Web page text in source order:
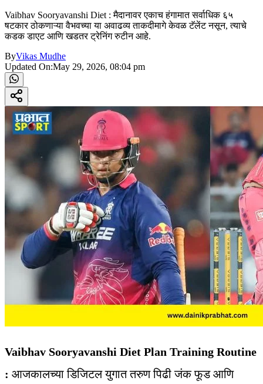
Vaibhav Sooryavanshi Diet : मैदानावर एकाच हंगामात सर्वाधिक ६५
षटकार ठोकणाऱ्या वैभवच्या या अवाढव्य ताकदीमागे केवळ टॅलेंट नसून, त्याचे
कडक डाएट आणि खडतर ट्रेनिंग रुटीन आहे.
ByVikas Mudhe
Updated On:May 29, 2026, 08:04 pm
Vaibhav Sooryavanshi Diet Plan Training Routine
: आजकालच्या डिजिटल युगात तरुण पिढी जंक फूड आणि